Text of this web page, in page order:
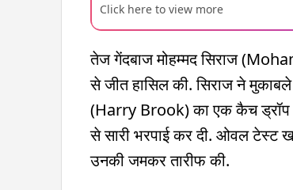
Click here to view more
तेज गेंदबाज मोहम्मद सिराज
से जीत हासिल की. सिराज ने
(Harry Brook) का एक कैच ड्रॉप
से सारी भरपाई कर दी. ओवल टेस्ट
उनकी जमकर तारीफ की.